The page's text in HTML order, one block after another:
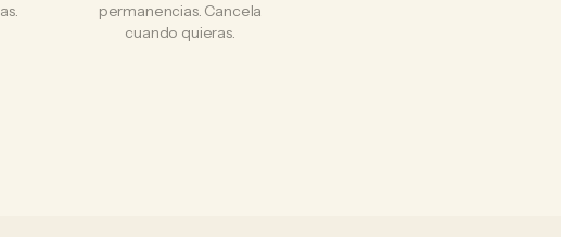
permanencias. Cancela
cuando quieras.